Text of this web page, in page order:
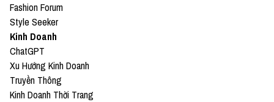
Fashion Forum
Style Seeker
Kinh Doanh
ChatGPT
Xu Hướng Kinh Doanh
Truyền Thông
Kinh Doanh Thời Trang